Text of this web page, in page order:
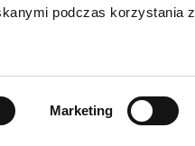
podczas korzystania z
Marketing
Zaloguj się